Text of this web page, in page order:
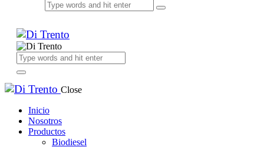
Close
Inicio
Nosotros
Productos
Biodiesel